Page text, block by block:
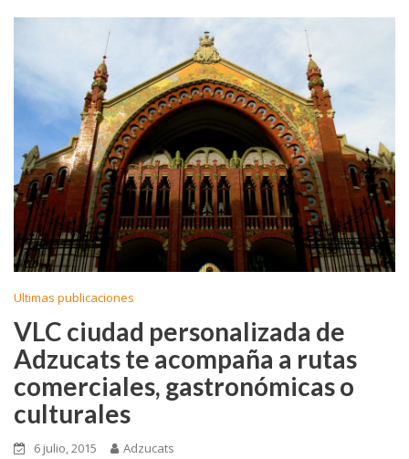
o
o
k
er
ar
ti
r
Ultimas publicaciones
VLC ciudad personalizada de
Adzucats te acompaña a rutas
comerciales, gastronómicas o
culturales
6 julio, 2015
Adzucats